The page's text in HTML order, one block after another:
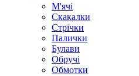
М'ячі
Скакалки
Стрічки
Палички
Булави
Обручі
Обмотки